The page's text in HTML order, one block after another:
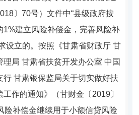
〕70号）文件中“县级政府按
1%建立风险补偿金，完善风险补
设立的。按照《甘肃省财政厅 甘
理局 甘肃省扶贫开发办公室 中国
行 甘肃银保监局关于切实做好扶
作的通知》（甘财金〔2019〕
险补偿金继续用于小额信贷风险